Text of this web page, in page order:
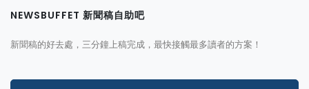
NEWSBUFFET 新聞稿自助吧
新聞稿的好去處，三分鐘上稿完成，最快接觸最多讀者的方案！